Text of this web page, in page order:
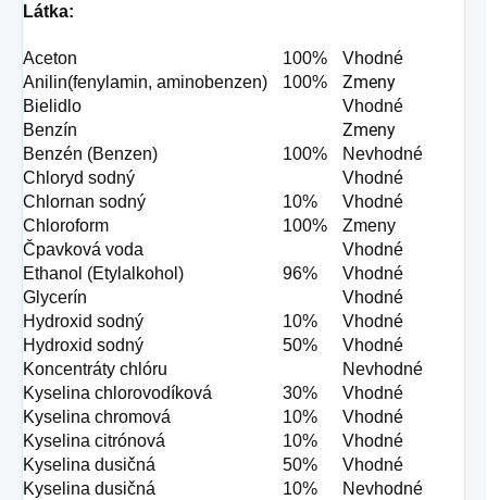
Látka:
Aceton 100%
Vhodné
Anilin(fenylamin, aminobenzen)
100% Zmeny
Bielidlo
Vhodné
Benzín
Zmeny
Benzén (Benzen) 100%
Nevhodné
Chloryd sodný
Vhodné
Chlornan sodný
10%
Vhodné
Chloroform
100%
Zmeny
Čpavková voda
Vhodné
Ethanol (Etylalkohol)
96%
Vhodné
Glycerín
Vhodné
Hydroxid sodný
10%
Vhodné
Hydroxid sodný
50%
Vhodné
Koncentráty chlóru
Nevhodné
Kyselina chlorovodíková
30%
Vhodné
Kyselina chromová
10%
Vhodné
Kyselina citrónová
10%
Vhodné
Kyselina dusičná
50%
Vhodné
Kyselina dusičná
10%
Nevhodné